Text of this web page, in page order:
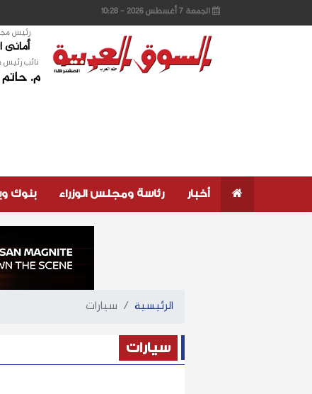
الجمعة 7 أغسطس 2026 - 10:28
رئيس
نائب رئيس
م.
أخبار رئاسة ومجلس الوزراء بنوك
الرئيسية سيارات
سيارات